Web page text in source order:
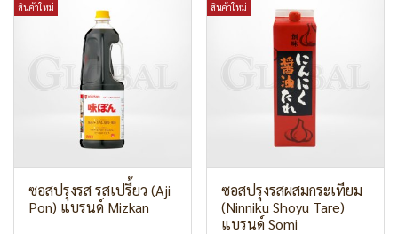
สินค้าใหม่
ซอสปรุงรส รสเปรี้ยว (Aji
Pon) แบรนด์ Mizkan
สินค้าใหม่
ซอสปรุงรสผสมกระเทียม
(Ninniku Shoyu Tare)
แบรนด์ Somi